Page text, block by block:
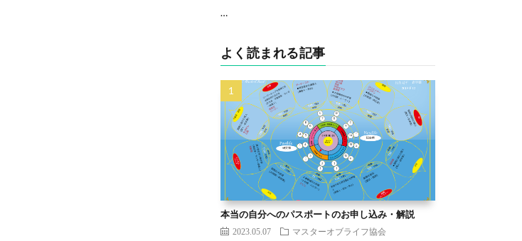
…
よく読まれる記事
本当の自分へのパスポートのお申し込み・解説
2023.05.07 マスターオブライフ協会